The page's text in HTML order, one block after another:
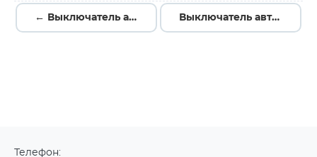
← Выключатель автоматический OptiMat D250F-TM040-УХЛ3 Выключатель автоматический OptiMat D250F-TM125-УХЛ3 →
Телефон: